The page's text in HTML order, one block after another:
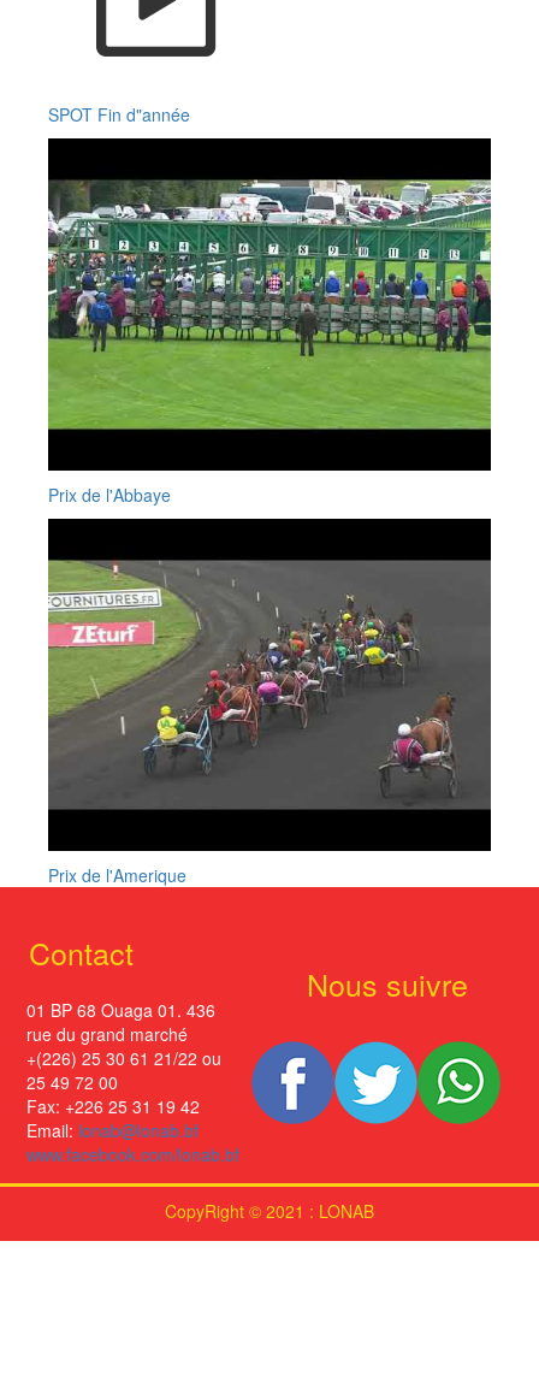
SPOT Fin d"année
Prix de l'Abbaye
Prix de l'Amerique
Contact
01 BP 68 Ouaga 01. 436
rue du grand marché
+(226) 25 30 61 21/22 ou
25 49 72 00
Fax: +226 25 31 19 42
Email: lonab@lonab.bf
www.facebook.com/lonab.bf
Nous suivre
CopyRight © 2021 : LONAB